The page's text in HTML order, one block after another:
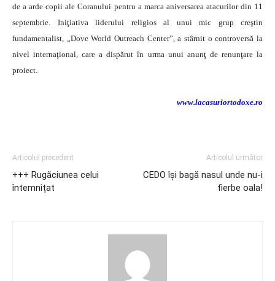
de a arde copii ale Coranului pentru a marca aniversarea atacurilor din 11
septembrie. Iniţiativa liderului religios al unui mic grup creştin
fundamentalist, „Dove World Outreach Center”, a stârnit o controversă la
nivel internaţional, care a dispărut în urma unui anunţ de renunţare la
proiect.
www.lacasuriortodoxe.ro
Articolul precedent
+++ Rugăciunea celui
întemnițat
Articolul următor
CEDO își bagă nasul unde nu-i
fierbe oala!